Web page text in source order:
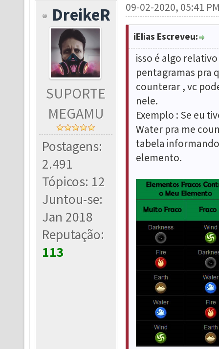
DreikeR
SUPORTE
MEGAMU
Postagens:
2.491
Tópicos: 12
Juntou-se:
Jan 2018
Reputação:
113
09-02-2020, 05:41
iEIias Escreveu:
isso é algo
pentagramas pra
counterar , vc
nele.
Exemplo : Se eu
Water pra me
tabela
elemento.